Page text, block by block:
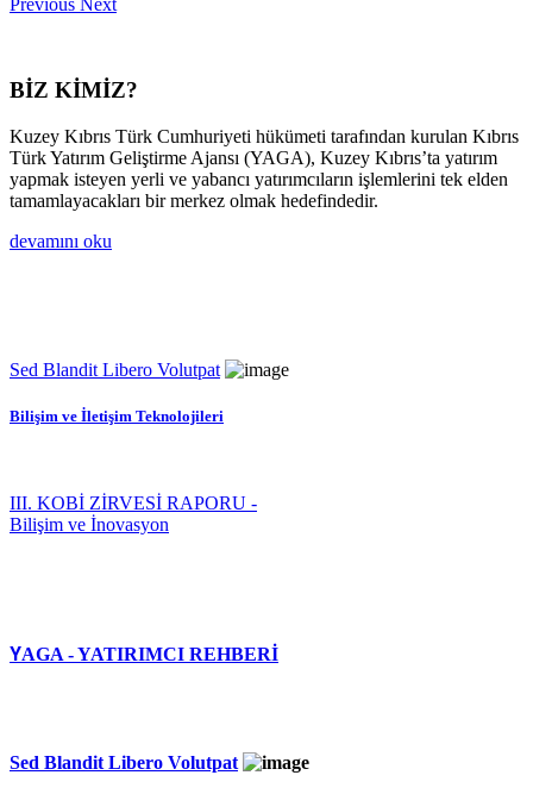
BİZ KİMİZ?
Kuzey Kıbrıs Türk Cumhuriyeti hükümeti tarafından kurulan Kıbrıs
Türk Yatırım Geliştirme Ajansı (YAGA), Kuzey Kıbrıs’ta yatırım
yapmak isteyen yerli ve yabancı yatırımcıların işlemlerini tek elden
tamamlayacakları bir merkez olmak hedefindedir.
devamını oku
Sed Blandit Libero Volutpat
Bilişim ve İletişim Teknolojileri
III. KOBİ ZİRVESİ RAPORU -
Bilişim ve İnovasyon
YAGA - YATIRIMCI REHBERİ
Sed Blandit Libero Volutpat